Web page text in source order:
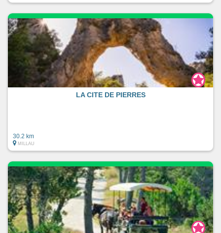
LA CITE DE PIERRES
30.2 km
MILLAU